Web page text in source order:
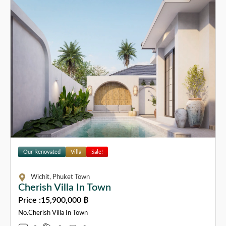
Our Renovated Villa Sale!
Wichit, Phuket Town
Cherish Villa In Town
Price :15,900,000 ฿
No.Cherish Villa In Town